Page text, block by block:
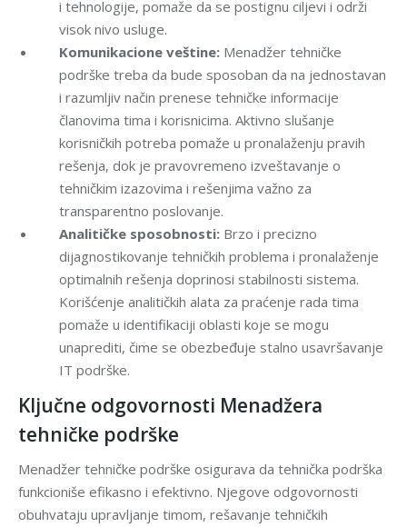
i tehnologije, pomaže da se postignu ciljevi i održi
visok nivo usluge.
Komunikacione veštine: Menadžer tehničke
podrške treba da bude sposoban da na jednostavan
i razumljiv način prenese tehničke informacije
članovima tima i korisnicima. Aktivno slušanje
korisničkih potreba pomaže u pronalaženju pravih
rešenja, dok je pravovremeno izveštavanje o
tehničkim izazovima i rešenjima važno za
transparentno poslovanje.
Analitičke sposobnosti: Brzo i precizno
dijagnostikovanje tehničkih problema i pronalaženje
optimalnih rešenja doprinosi stabilnosti sistema.
Korišćenje analitičkih alata za praćenje rada tima
pomaže u identifikaciji oblasti koje se mogu
unaprediti, čime se obezbeđuje stalno usavršavanje
IT podrške.
Ključne odgovornosti Menadžera
tehničke podrške
Menadžer tehničke podrške osigurava da tehnička podrška
funkcioniše efikasno i efektivno. Njegove odgovornosti
obuhvataju upravljanje timom, rešavanje tehničkih